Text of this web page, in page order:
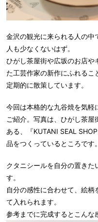
金沢の観光に来られる人の中
人も少なくないはず。
ひがし茶屋街や広坂のお店や
た工芸作家の新作にふれるこ
定期的に散策しています。
今回は本格的な九谷焼を気軽
ご紹介。写真は、ひがし茶
ある、『KUTANI SEAL
品をつくっているところです。
クタニシールを自分の置きた
す。
自分の感性に合わせて、絵
て入れられます。
参考までに完成するとこんな